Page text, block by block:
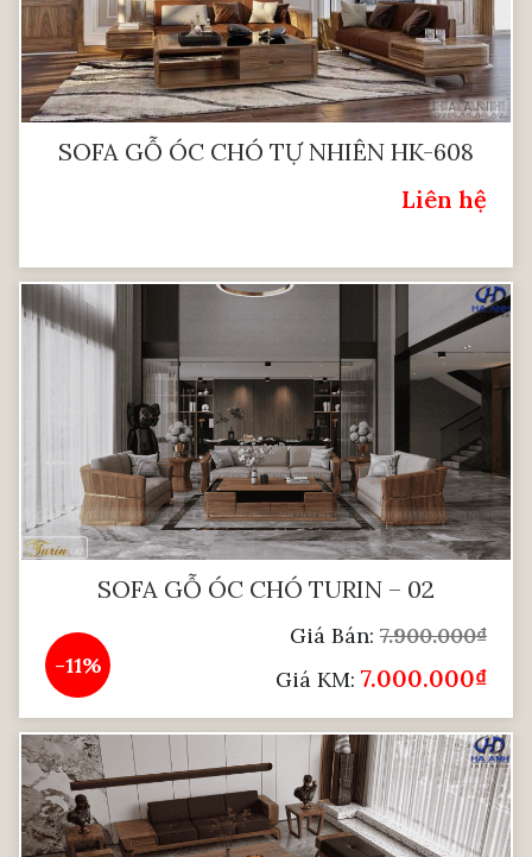
SOFA GỖ ÓC CHÓ TỰ NHIÊN HK-608
Liên hệ
SOFA GỖ ÓC CHÓ TURIN – 02
Giá Bán: 7.900.000₫
Giá KM: 7.000.000₫
-11%